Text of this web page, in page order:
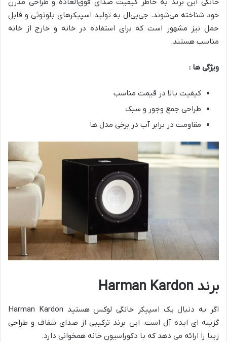
خود شناخته می‌شوند. جی‌بی‌ال به تولید اسپیکرهای بلوتوثی و قابل
حمل نیز مشهور است که برای استفاده در خانه و خارج از خانه
مناسب هستند.
ویژگی ها :
کیفیت بالا در قیمت مناسب
طراحی جمع وجور و سبک
مقاومت در برابر آب در برخی مدل ها
برند Harman Kardon
اگر به دنبال یک اسپیکر خانگی لوکس هستید Harman Kardon
گزینه ای ایده آل است. این برند ترکیبی از صدای شفاف و طراحی
زیبا را ارائه می دهد که با دکوراسیون خانه همخوانی دارد.